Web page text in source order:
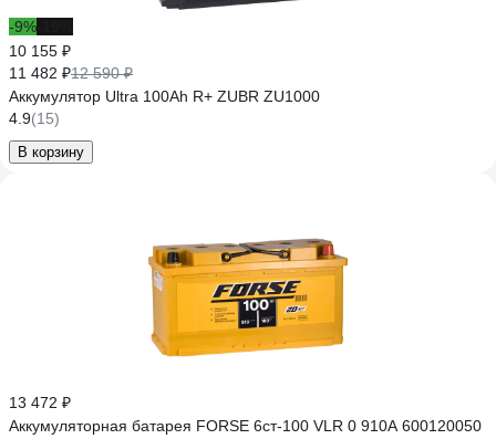
-9%
10 155 ₽
11 482 ₽12 590 ₽
Аккумулятор Ultra 100Ah R+ ZUBR ZU1000
4.9(15)
В корзину
13 472 ₽
Аккумуляторная батарея FORSE 6ст-100 VLR 0 910A 600120050